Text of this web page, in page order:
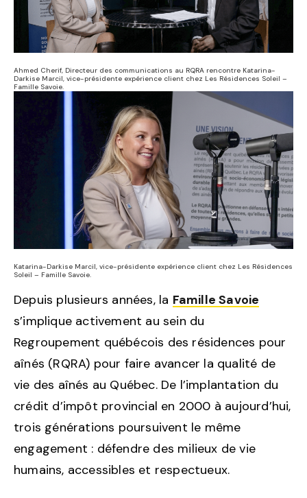
Ahmed Cherif, Directeur des communications au RQRA rencontre Katarina-
Darkise Marcil, vice-présidente expérience client chez Les Résidences Soleil –
Famille Savoie.
Katarina-Darkise Marcil, vice-présidente expérience client chez Les Résidences
Soleil – Famille Savoie.
Depuis plusieurs années, la Famille Savoie
s’implique activement au sein du
Regroupement québécois des résidences pour
aînés (RQRA) pour faire avancer la qualité de
vie des aînés au Québec. De l’implantation du
crédit d’impôt provincial en 2000 à aujourd’hui,
trois générations poursuivent le même
engagement : défendre des milieux de vie
humains, accessibles et respectueux.